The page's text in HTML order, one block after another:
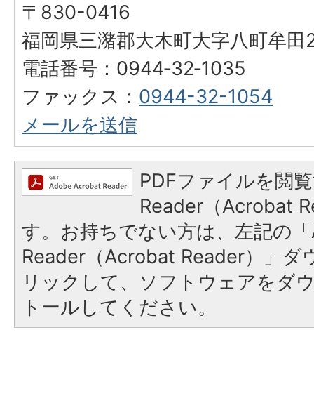
〒830-0416
福岡県三潴郡大木町大字八町牟
電話番号：0944‐32‐1035
ファックス： 0944-32-1054
メールを送信
PDFファイルを閲
Reader（Acrobat
す。お持ちでない方は、左記の
Reader（Acrobat Reader）」ダ
リックして、ソフトウェアをダ
トールしてください。